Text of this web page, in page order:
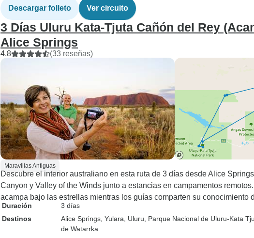
Descargar folleto Ver circuito
3 Días Uluru Kata-Tjuta Cañón del Rey
Alice Springs
4.8 (33 reseñas)
Maravillas Antiguas
Descubre el interior australiano en esta ruta de 3 días desde Alice
Canyon y Valley of the Winds junto a estancias en campamentos
acampa bajo las estrellas mientras los guías comparten su conocimiento
Duración
3 días
Destinos
Alice Springs , Yulara , Uluru , Parque Nacional de Uluru-Kata
de Watarrka